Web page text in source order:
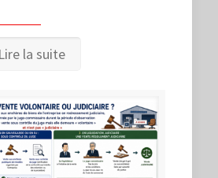
Lire la suite